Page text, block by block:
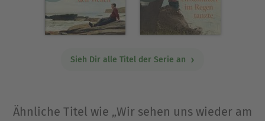
Sieh Dir alle Titel der Serie an
Ähnliche Titel wie „Wir sehen uns wieder am